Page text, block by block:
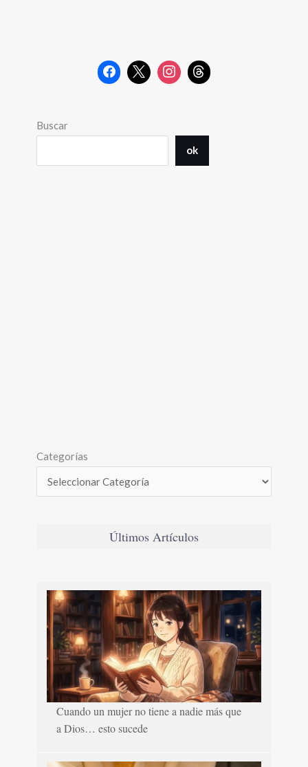
Buscar
ok
Categorías
Últimos Artículos
Cuando un mujer no tiene a nadie más que
a Dios… esto sucede